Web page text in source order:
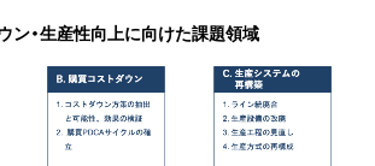
ン・生産性向上に向けた課題領域